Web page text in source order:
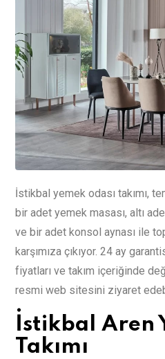
İstikbal yemek odası takımı,
bir adet yemek masası, altı
ve bir adet konsol aynası ile
karşımıza çıkıyor. 24 ay
fiyatları ve takım içeriğinde
resmi web sitesini ziyaret
İstikbal Aren
Takımı